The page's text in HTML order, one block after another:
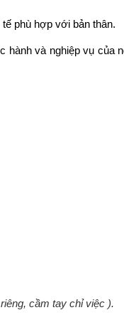
tế phù hợp với bản thân.
và nghiệp vụ của
cầm tay chỉ việc ).